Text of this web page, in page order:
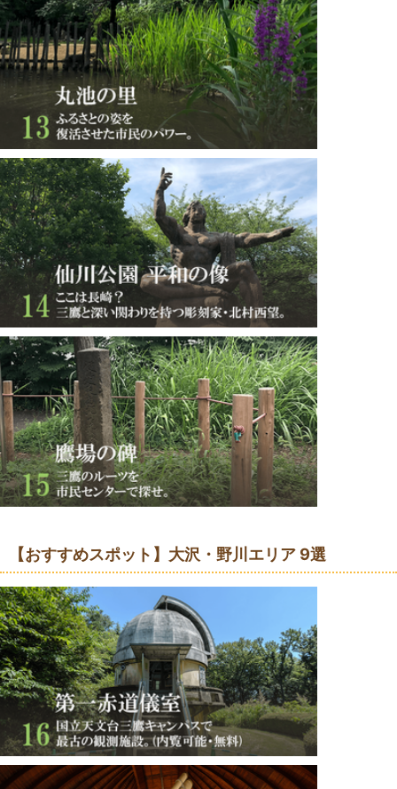
【おすすめスポット】大沢・野川エリア 9選